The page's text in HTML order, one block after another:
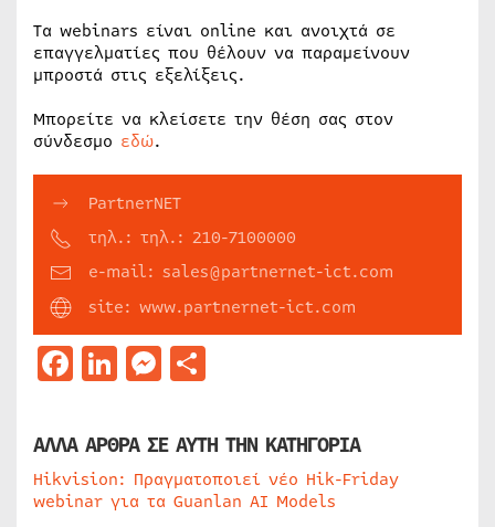
Τα webinars είναι online και ανοιχτά σε
επαγγελματίες που θέλουν να παραμείνουν
μπροστά στις εξελίξεις.
Μπορείτε να κλείσετε την θέση σας στον
σύνδεσμο εδώ.
PartnerNET
τηλ.: τηλ.: 210-7100000
e-mail: sales@partnernet-ict.com
site: www.partnernet-ict.com
Facebook
LinkedIn
Messenger
ΑΛΛΑ ΑΡΘΡΑ ΣΕ ΑΥΤΗ ΤΗΝ ΚΑΤΗΓΟΡΙΑ
Hikvision: Πραγματοποιεί νέο Hik-Friday
webinar για τα Guanlan AI Models